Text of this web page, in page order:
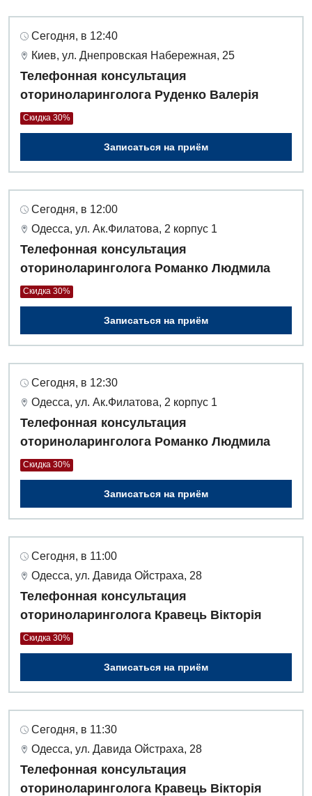
Сегодня, в 12:40
Киев, ул. Днепровская Набережная, 25
Телефонная консультация
оториноларинголога Руденко Валерія
Скидка 30%
Записаться на приём
Сегодня, в 12:00
Одесса, ул. Ак.Филатова, 2 корпус 1
Телефонная консультация
оториноларинголога Романко Людмила
Скидка 30%
Записаться на приём
Сегодня, в 12:30
Одесса, ул. Ак.Филатова, 2 корпус 1
Телефонная консультация
оториноларинголога Романко Людмила
Скидка 30%
Записаться на приём
Сегодня, в 11:00
Одесса, ул. Давида Ойстраха, 28
Телефонная консультация
оториноларинголога Кравець Вікторія
Скидка 30%
Записаться на приём
Сегодня, в 11:30
Одесса, ул. Давида Ойстраха, 28
Телефонная консультация
оториноларинголога Кравець Вікторія